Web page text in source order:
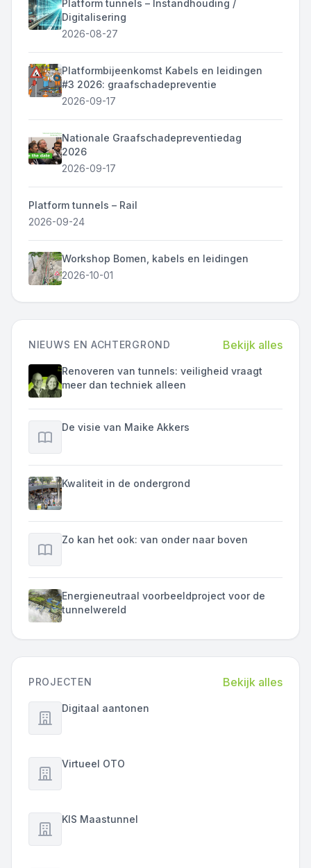
Platform tunnels – Instandhouding /
Digitalisering
2026-08-27
Platformbijeenkomst Kabels en leidingen
#3 2026: graafschadepreventie
2026-09-17
Nationale Graafschadepreventiedag
2026
2026-09-17
Platform tunnels – Rail
2026-09-24
Workshop Bomen, kabels en leidingen
2026-10-01
NIEUWS EN ACHTERGROND Bekijk alles
Renoveren van tunnels: veiligheid vraagt
meer dan techniek alleen
De visie van Maike Akkers
Kwaliteit in de ondergrond
Zo kan het ook: van onder naar boven
Energieneutraal voorbeeldproject voor de
tunnelwereld
PROJECTEN Bekijk alles
Digitaal aantonen
Virtueel OTO
KIS Maastunnel